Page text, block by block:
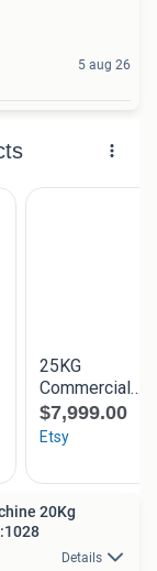
5 aug 26
20Kg
Details